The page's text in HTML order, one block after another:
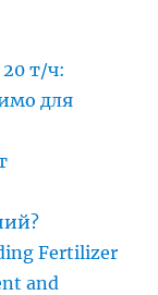
т/ч:
для
Fertilizer
and